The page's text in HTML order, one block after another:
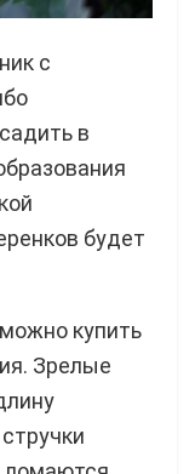
с
в
будет
купить
Зрелые